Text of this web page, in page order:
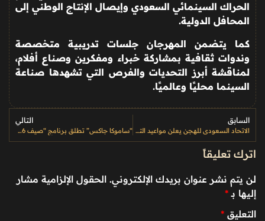
الحراك السينمائي السعودي وإيصال الإنتاج الوطني إلى
المحافل الدولية.
كما يتضمن المهرجان جلسات تدريبية متخصصة
وندوات ثقافية بمشاركة خبراء ومفكرين وصناع أفلام،
لمناقشة أبرز التحديات والفرص التي تشهدها صناعة
السينما محليًا وعالميًا.
السابق
الاتحاد السعودي للهجن يعلن مواعيد التسجيل في أول سباقات موسم الطائف 2026
التالي
“ساموكا جاكس” تطلق برنامج “صيف 2026” في الدرعية لتعزيز الإبداع السعودي وتنمية المواهب الناشئة
اترك تعليقاً
لن يتم نشر عنوان بريدك الإلكتروني. الحقول الإلزامية مشار
إليها بـ *
التعليق *